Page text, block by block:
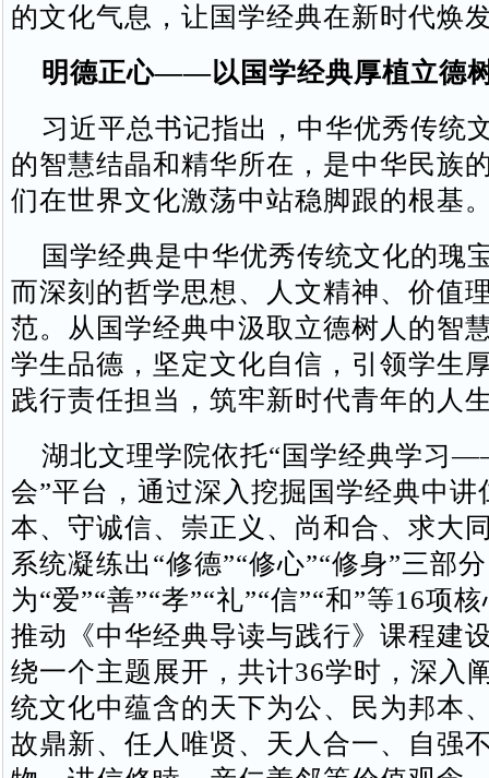
的文化气息，让国学经典在新时代焕
明德正心——以国学经典厚植立德
习近平总书记指出，中华优秀传统
的智慧结晶和精华所在，是中华民族
们在世界文化激荡中站稳脚跟的根基
国学经典是中华优秀传统文化的瑰
而深刻的哲学思想、人文精神、价值
范。从国学经典中汲取立德树人的智
学生品德，坚定文化自信，引领学生
践行责任担当，筑牢新时代青年的人
湖北文理学院依托“国学经典学习
会”平台，通过深入挖掘国学经典中讲
本、守诚信、崇正义、尚和合、求大
系统凝练出“修德”“修心”“修身”三部
为“爱”“善”“孝”“礼”“信”“和”等16项
推动《中华经典导读与践行》课程建
绕一个主题展开，共计36学时，深入
统文化中蕴含的天下为公、民为邦本
故鼎新、任人唯贤、天人合一、自强